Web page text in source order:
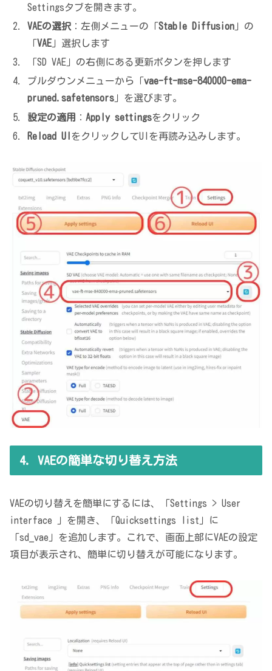
Settingsタブを開きます。
VAEの選択 ：左側メニューの「Stable Diffusion 」の
「VAE 」選択します
「SD VAE」の右側にある更新ボタンを押します
プルダウンメニューから「vae-ft-mse-840000-ema-
pruned.safetensors 」を選びます。
設定の適用
： Apply settingsをクリック
Reload UI をクリックしてUIを再読み込みします。
4. VAEの簡単な切り替え方法
VAEの切り替えを簡単にするには、「Settings > User
interface 」を開き、「Quicksettings list」に
「sd_vae」を追加します。これで、画面上部にVAEの設定
項目が表示され、簡単に切り替えが可能になります。